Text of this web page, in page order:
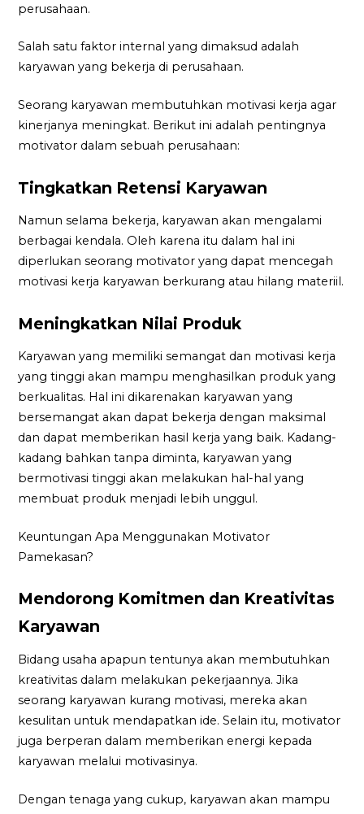
perusahaan.
Salah satu faktor internal yang dimaksud adalah
karyawan yang bekerja di perusahaan.
Seorang karyawan membutuhkan motivasi kerja agar
kinerjanya meningkat. Berikut ini adalah pentingnya
motivator dalam sebuah perusahaan:
Tingkatkan Retensi Karyawan
Namun selama bekerja, karyawan akan mengalami
berbagai kendala. Oleh karena itu dalam hal ini
diperlukan seorang motivator yang dapat mencegah
motivasi kerja karyawan berkurang atau hilang materiil.
Meningkatkan Nilai Produk
Karyawan yang memiliki semangat dan motivasi kerja
yang tinggi akan mampu menghasilkan produk yang
berkualitas. Hal ini dikarenakan karyawan yang
bersemangat akan dapat bekerja dengan maksimal
dan dapat memberikan hasil kerja yang baik. Kadang-
kadang bahkan tanpa diminta, karyawan yang
bermotivasi tinggi akan melakukan hal-hal yang
membuat produk menjadi lebih unggul.
Keuntungan Apa Menggunakan Motivator
Pamekasan?
Mendorong Komitmen dan Kreativitas
Karyawan
Bidang usaha apapun tentunya akan membutuhkan
kreativitas dalam melakukan pekerjaannya. Jika
seorang karyawan kurang motivasi, mereka akan
kesulitan untuk mendapatkan ide. Selain itu, motivator
juga berperan dalam memberikan energi kepada
karyawan melalui motivasinya.
Dengan tenaga yang cukup, karyawan akan mampu